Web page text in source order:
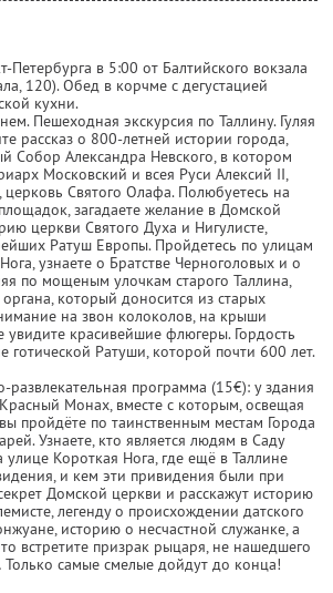
Петербурга в 5:00 от Балтийского вокзала
120). Обед в корчме с дегустацией
кухни.
Пешеходная экскурсия по Таллину. Гуляя
рассказ о 800-летней истории города,
Собор Александра Невского, в котором
Московский и всея Руси Алексий II,
Святого Олафа. Полюбуетесь на
загадаете желание в Домской
церкви Святого Духа и Нигулисте,
Ратуш Европы. Пройдетесь по улицам
узнаете о Братстве Черноголовых и о
по мощеным улочкам старого Таллина,
который доносится из старых
на звон колоколов, на крыши
увидите красивейшие флюгеры. Гордость
готической Ратуши, которой почти 600 лет.
развлекательная программа (15€): у здания
Монах, вместе с которым, освещая
пройдёте по таинственным местам Города
Узнаете, кто является людям в Саду
улице Короткая Нога, где ещё в Таллине
и кем эти привидения были при
Домской церкви и расскажут историю
легенду о происхождении датского
историю о несчастной служанке, а
то встретите призрак рыцаря, не нашедшего
Только самые смелые дойдут до конца!